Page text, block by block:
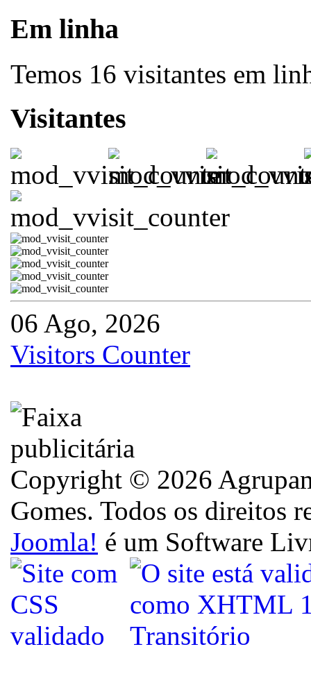
Em linha
Temos 16 visitantes em
Visitantes
06 Ago, 2026
Visitors Counter
Copyright © 2026
Gomes. Todos os direitos
Joomla! é um Software